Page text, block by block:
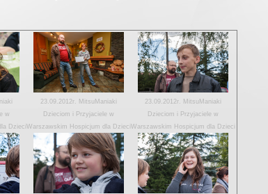
w
Dzieci
23.09.2012r. MitsuManiaki
Dzieciom i Przyjaciele w
Warszawskim Hospicjum dla Dzieci
23.09.2012r. MitsuManiaki
Dzieciom i Przyjaciele w
Warszawskim Hospicjum dla Dzieci